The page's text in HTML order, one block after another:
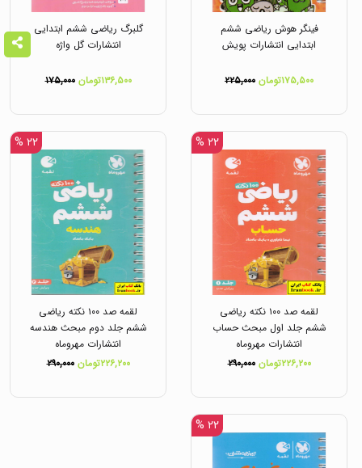
فینگر هوش ریاضی ششم
ابتدایی انتشارات پویش
۱۷۵,۵۰۰تومان ۲۲۵,۰۰۰
گلبرگ ریاضی ششم ابتدایی
انتشارات گل واژه
۱۳۶,۵۰۰تومان ۱۷۵,۰۰۰
۲۲ %
لقمه صد ۱۰۰ نکته ریاضی
ششم جلد اول مبحث حساب
انتشارات مهروماه
۲۲۶,۲۰۰تومان
۲۹۰,۰۰۰
۲۲ %
لقمه صد ۱۰۰ نکته ریاضی
ششم جلد دوم مبحث هندسه
انتشارات مهروماه
۲۲۶,۲۰۰تومان
۲۹۰,۰۰۰
۲۲ %